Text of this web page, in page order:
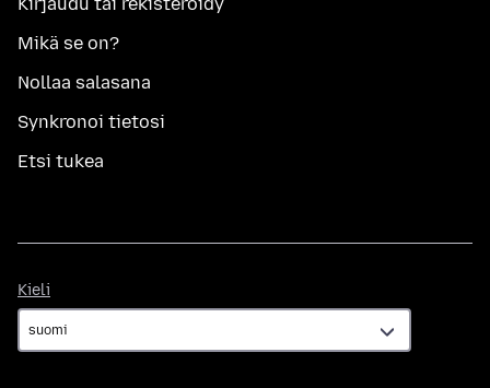
Mikä se on?
Nollaa salasana
Synkronoi tietosi
Etsi tukea
Kieli